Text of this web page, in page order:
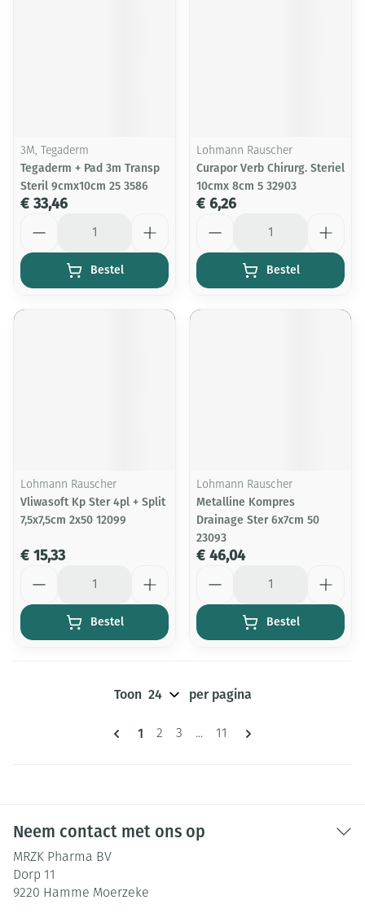
3M, Tegaderm
Tegaderm + Pad 3m Transp
Steril 9cmx10cm 25 3586
€ 33,46
Bestel
Lohmann Rauscher
Curapor Verb Chirurg. Steriel
10cmx 8cm 5 32903
€ 6,26
Bestel
Lohmann Rauscher
Vliwasoft Kp Ster 4pl + Split
7,5x7,5cm 2x50 12099
€ 15,33
Bestel
Lohmann Rauscher
Metalline Kompres
Drainage Ster 6x7cm 50
23093
€ 46,04
Bestel
Pagina's
U lees momenteel pagina
1 Pagina
2 Pagina
3 ... Pagina
11
Toon per pagina
Neem contact met ons op
MRZK Pharma BV
Dorp 11
9220 Hamme Moerzeke